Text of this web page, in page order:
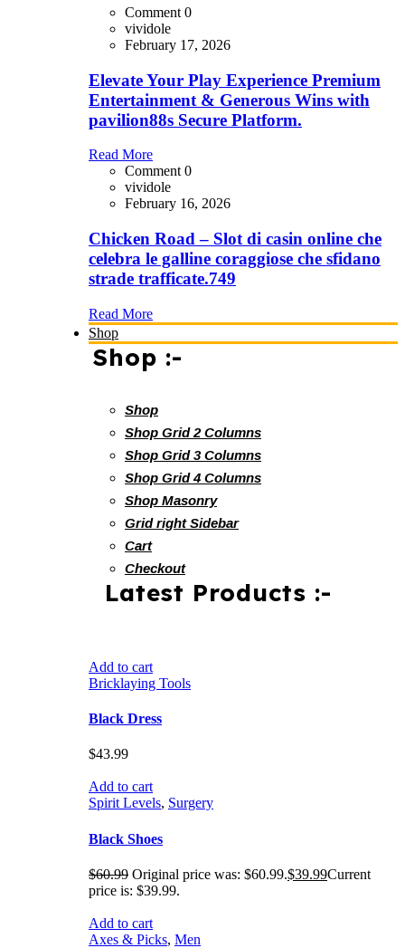
Comment 0
vividole
February 17, 2026
Elevate Your Play Experience Premium
Entertainment & Generous Wins with
pavilion88s Secure Platform.
Read More
Comment 0
vividole
February 16, 2026
Chicken Road – Slot di casin online che
celebra le galline coraggiose che sfidano
strade trafficate.749
Read More
Shop
Shop :-
Shop
Shop Grid 2 Columns
Shop Grid 3 Columns
Shop Grid 4 Columns
Shop Masonry
Grid right Sidebar
Cart
Checkout
Latest Products :-
Add to cart
Bricklaying Tools
Black Dress
$43.99
Add to cart
Spirit Levels, Surgery
Black Shoes
$60.99 Original price was: $60.99.$39.99Current
price is: $39.99.
Add to cart
Axes & Picks, Men